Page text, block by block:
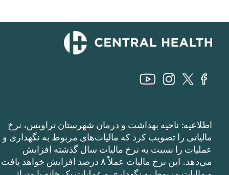
اطلاعیه: ناحیه بهداشت و درمان شهرستان تراویس، نرخ
مالیاتی را تصویب کرد که مالیات‌های مربوط به نگهداری و
عملیات را نسبت به نرخ مالیات سال گذشته افزایش
می‌دهد. این نرخ مالیات عملاً ۸ درصد افزایش خواهد یافت